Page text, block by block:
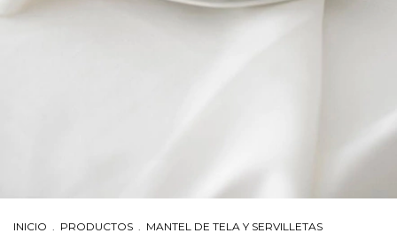
INICIO . PRODUCTOS . MANTEL DE TELA Y SERVILLETAS